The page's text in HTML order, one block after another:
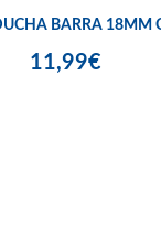
BARRA 18MM
11,99€